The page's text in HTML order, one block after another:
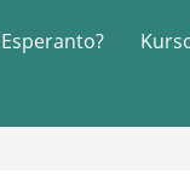
Esperanto?